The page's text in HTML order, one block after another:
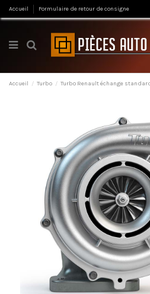
Accueil Formulaire de retour de consigne
Accueil Turbo Turbo Renault échange standard